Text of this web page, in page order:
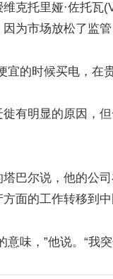
克托里娅·佐托
为市场放松了监
宜的时候买电，在
有明显的原因，
巴尔说，他的公
面的工作转移到
意味，”他说。“我